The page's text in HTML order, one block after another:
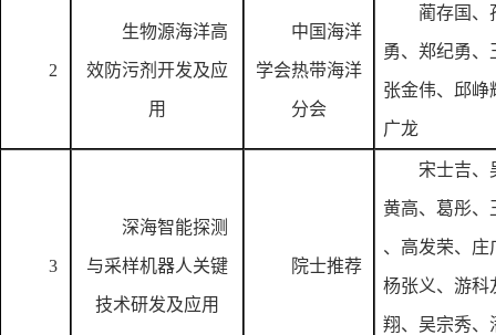
2
生物源海洋高
效防污剂开发及应
用
中国海洋
学会热带海洋
分会
蔺存国、
勇、郑纪勇、
张金伟、邱峥
广龙
3
深海智能探测
与采样机器人关键
技术研发及应用
院士推荐
宋士吉、
黄高、葛彤、
、高发荣、庄
杨张义、游科
翔、吴宗秀、